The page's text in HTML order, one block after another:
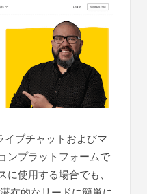
ブチャットおよびマ
ンプラットフォームで
使用する場合でも、